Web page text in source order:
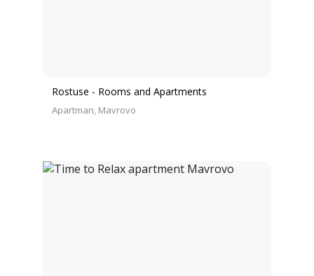
Rostuse - Rooms and Apartments
Apartman Mavrovo